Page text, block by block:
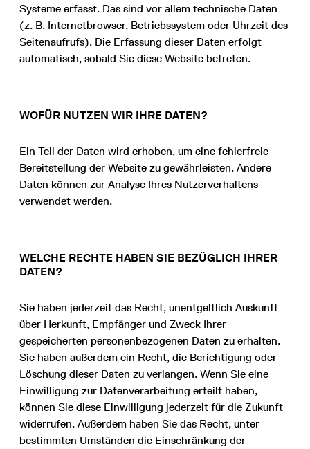
Systeme erfasst. Das sind vor allem technische Daten
(z. B. Internetbrowser, Betriebssystem oder Uhrzeit des
Seitenaufrufs). Die Erfassung dieser Daten erfolgt
automatisch, sobald Sie diese Website betreten.
WOFÜR NUTZEN WIR IHRE DATEN?
Ein Teil der Daten wird erhoben, um eine fehlerfreie
Bereitstellung der Website zu gewährleisten. Andere
Daten können zur Analyse Ihres Nutzerverhaltens
verwendet werden.
WELCHE RECHTE HABEN SIE BEZÜGLICH IHRER
DATEN?
Sie haben jederzeit das Recht, unentgeltlich Auskunft
über Herkunft, Empfänger und Zweck Ihrer
gespeicherten personenbezogenen Daten zu erhalten.
Sie haben außerdem ein Recht, die Berichtigung oder
Löschung dieser Daten zu verlangen. Wenn Sie eine
Einwilligung zur Datenverarbeitung erteilt haben,
können Sie diese Einwilligung jederzeit für die Zukunft
widerrufen. Außerdem haben Sie das Recht, unter
bestimmten Umständen die Einschränkung der